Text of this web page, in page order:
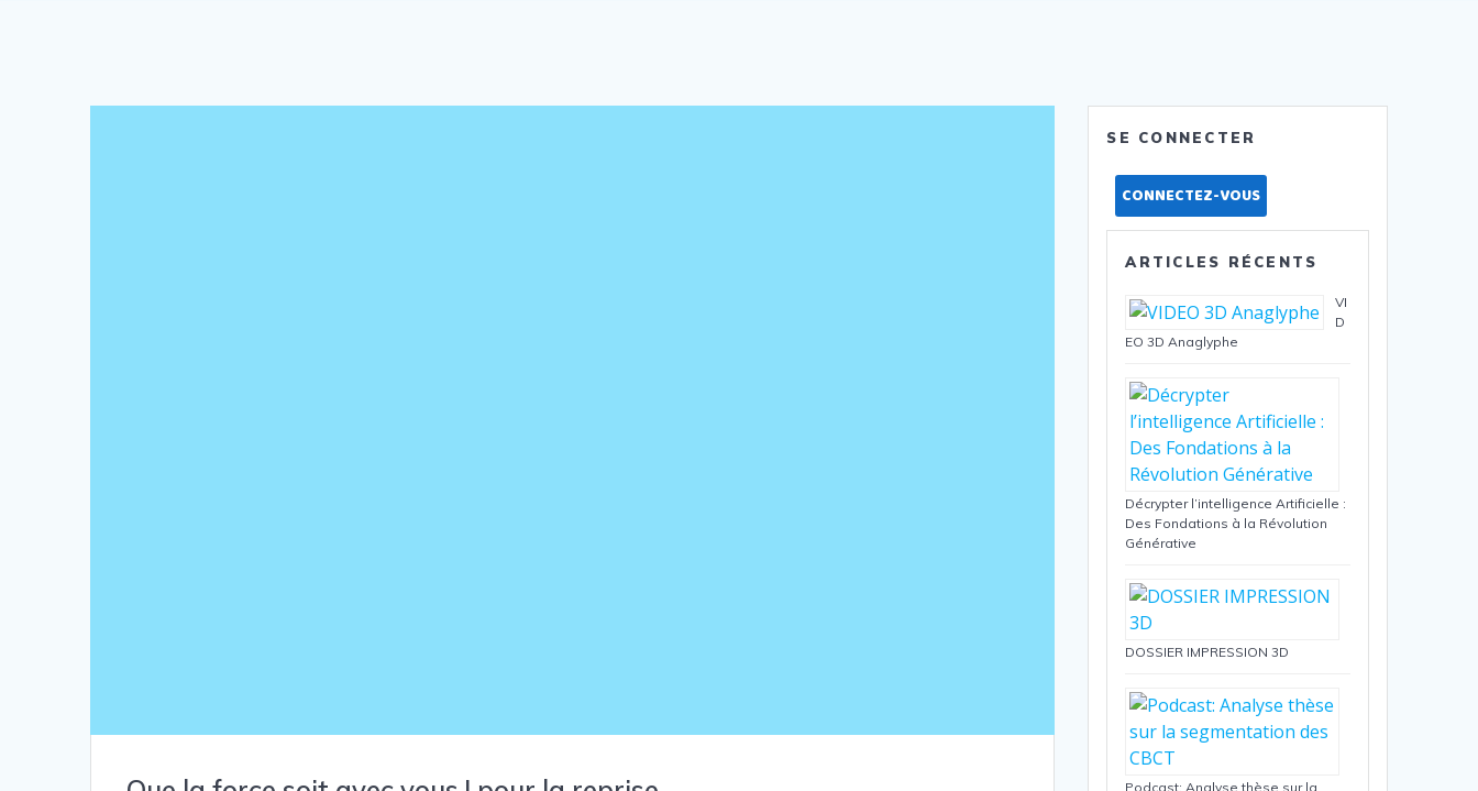
SE CONNECTER
CONNECTEZ-VOUS
ARTICLES RÉCENTS
VI
D
EO 3D Anaglyphe
Décrypter l’intelligence Artificielle :
Des Fondations à la Révolution
Générative
DOSSIER IMPRESSION 3D
Podcast: Analyse thèse sur la